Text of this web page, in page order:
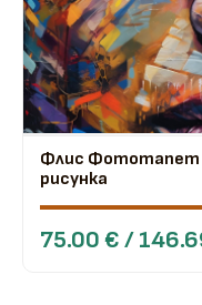
Флис Фототапет
рисунка
75.00 € /